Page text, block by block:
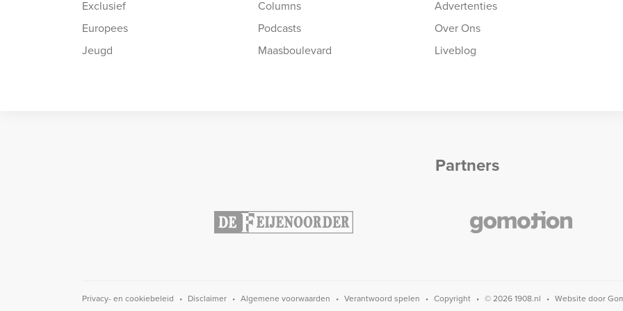
Exclusief
Europees
Jeugd
Columns
Podcasts
Maasboulevard
Advertenties
Over Ons
Liveblog
Partners
Privacy- en cookiebeleid Disclaimer Algemene voorwaarden Verantwoord spelen Copyright © 2026 1908.nl Website door